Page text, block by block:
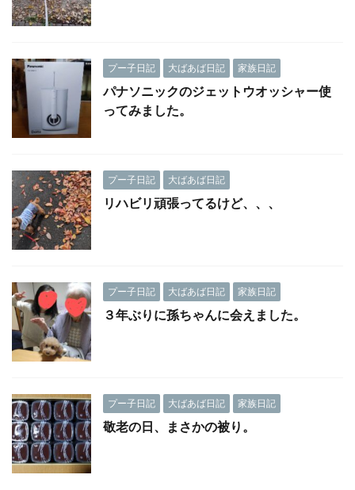
プー子日記 大ばあば日記 家族日記
パナソニックのジェットウオッシャー使
ってみました。
プー子日記 大ばあば日記
リハビリ頑張ってるけど、、、
プー子日記 大ばあば日記 家族日記
３年ぶりに孫ちゃんに会えました。
プー子日記 大ばあば日記 家族日記
敬老の日、まさかの被り。